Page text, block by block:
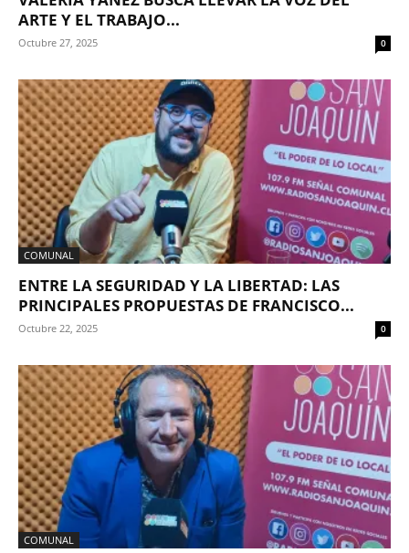
ARTE Y EL TRABAJO...
Octubre 27, 2025 0
COMUNAL
ENTRE LA SEGURIDAD Y LA LIBERTAD: LAS
PRINCIPALES PROPUESTAS DE FRANCISCO...
Octubre 22, 2025 0
COMUNAL